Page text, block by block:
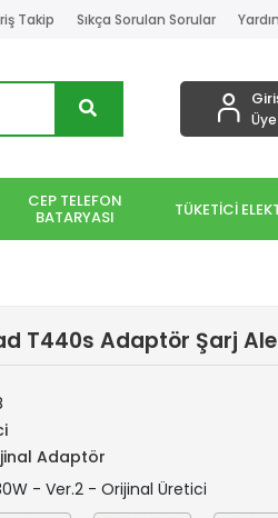
Takip Sıkça Sorulan Sorular
CEP TELEFON
BATARYASI TÜKETİCİ
T440s Adaptör Şarj
Adaptör
- Ver.2 - Orijinal Üretici